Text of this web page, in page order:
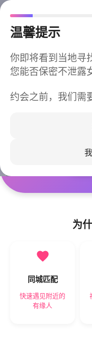
温馨提示
你即将看到当地寻
您能否保密不泄露
约会之前，我们需
今
同城快速
为
同城匹配
快速遇见附近的
有缘人